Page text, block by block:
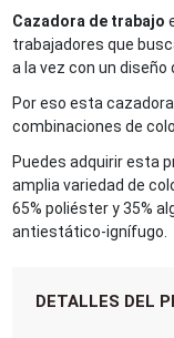
Cazadora de trabajo
trabajadores que
a la vez con un diseño
Por eso esta
combinaciones de
Puedes adquirir esta
amplia variedad de
65% poliéster y 35%
antiestático-ignífugo.
DETALLES DEL